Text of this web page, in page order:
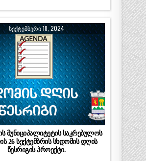
ᲡᲔᲥᲢᲔᲛᲑᲔᲠᲘ 18, 2024
მუნიციპალიტეტის საკრებულოს
26 სექტემბრის სხდომის დღის
წესრიგის პროექტი.